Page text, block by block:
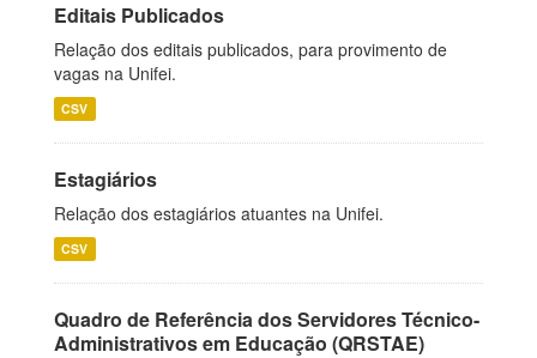
Editais Publicados
Relação dos editais publicados, para provimento de
vagas na Unifei.
CSV
Estagiários
Relação dos estagiários atuantes na Unifei.
CSV
Quadro de Referência dos Servidores Técnico-
Administrativos em Educação (QRSTAE)